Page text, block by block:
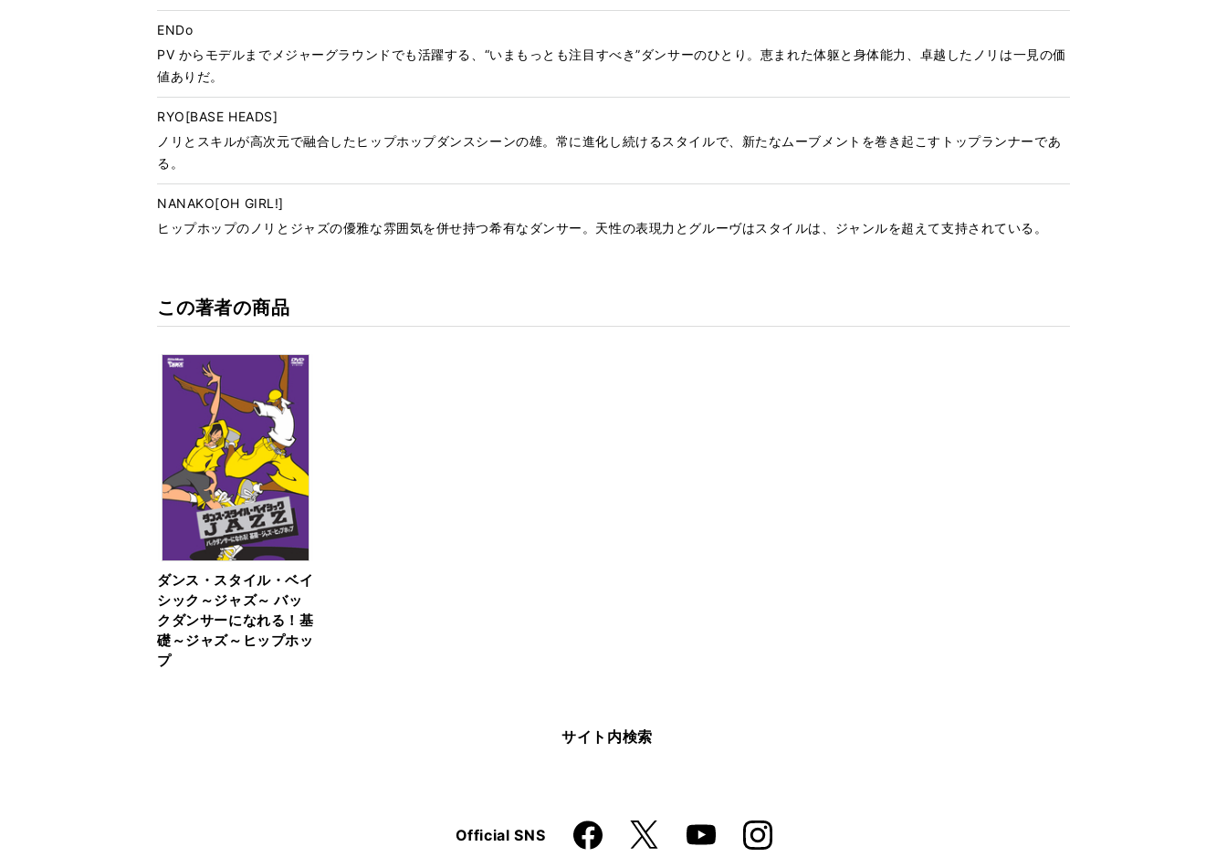
ENDo
PV からモデルまでメジャーグラウンドでも活躍する、“いまもっとも注目すべき”ダンサーのひとり。恵まれた体躯と身体能力、卓越したノリは一見の価
値ありだ。
RYO[BASE HEADS]
ノリとスキルが高次元で融合したヒップホップダンスシーンの雄。常に進化し続けるスタイルで、新たなムーブメントを巻き起こすトップランナーであ
る。
NANAKO[OH GIRL!]
ヒップホップのノリとジャズの優雅な雰囲気を併せ持つ希有なダンサー。天性の表現力とグルーヴはスタイルは、ジャンルを超えて支持されている。
この著者の商品
ダンス・スタイル・ベイ
シック～ジャズ～ バッ
クダンサーになれる！基
礎～ジャズ～ヒップホッ
プ
サイト内検索
Official SNSFaceboo
k
X YouTube Instagra
m